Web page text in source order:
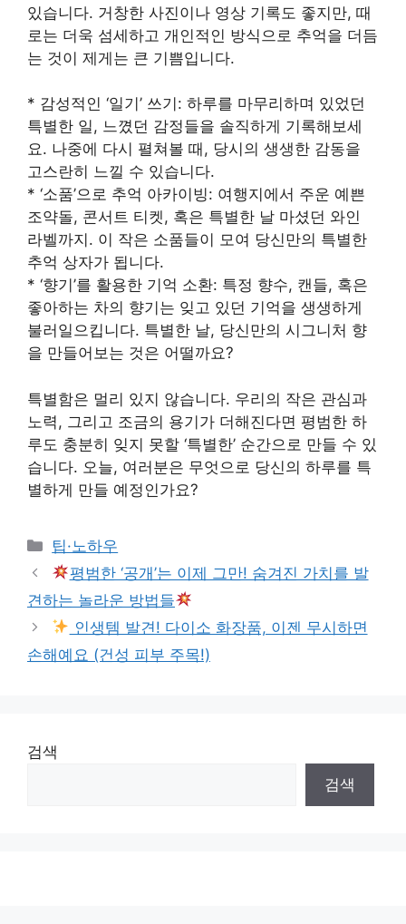
있습니다. 거창한 사진이나 영상 기록도 좋지만, 때
로는 더욱 섬세하고 개인적인 방식으로 추억을 더듬
는 것이 제게는 큰 기쁨입니다.
* 감성적인 ‘일기’ 쓰기: 하루를 마무리하며 있었던
특별한 일, 느꼈던 감정들을 솔직하게 기록해보세
요. 나중에 다시 펼쳐볼 때, 당시의 생생한 감동을
고스란히 느낄 수 있습니다.
* ‘소품’으로 추억 아카이빙: 여행지에서 주운 예쁜
조약돌, 콘서트 티켓, 혹은 특별한 날 마셨던 와인
라벨까지. 이 작은 소품들이 모여 당신만의 특별한
추억 상자가 됩니다.
* ‘향기’를 활용한 기억 소환: 특정 향수, 캔들, 혹은
좋아하는 차의 향기는 잊고 있던 기억을 생생하게
불러일으킵니다. 특별한 날, 당신만의 시그니처 향
을 만들어보는 것은 어떨까요?
특별함은 멀리 있지 않습니다. 우리의 작은 관심과
노력, 그리고 조금의 용기가 더해진다면 평범한 하
루도 충분히 잊지 못할 ‘특별한’ 순간으로 만들 수 있
습니다. 오늘, 여러분은 무엇으로 당신의 하루를 특
별하게 만들 예정인가요?
Categories
팁·노하우
평범한 ‘공개’는 이제 그만! 숨겨진 가치를 발
견하는 놀라운 방법들
인생템 발견! 다이소 화장품, 이젠 무시하면
손해예요 (건성 피부 주목!)
검색
검색